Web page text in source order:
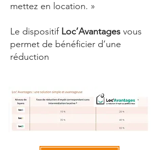
mettez en location. »
Le dispositif Loc’Avantages vous
permet de bénéficier d’une
réduction